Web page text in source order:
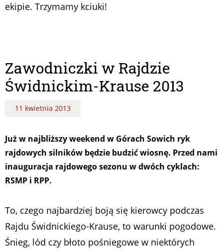
ekipie. Trzymamy kciuki!
Zawodniczki w Rajdzie
Świdnickim-Krause 2013
11 kwietnia 2013
Już w najbliższy weekend w Górach Sowich ryk
rajdowych silników będzie budzić wiosnę. Przed nami
inauguracja rajdowego sezonu w dwóch cyklach:
RSMP i RPP.
To, czego najbardziej boją się kierowcy podczas
Rajdu Świdnickiego-Krause, to warunki pogodowe.
Śnieg, lód czy błoto pośniegowe w niektórych